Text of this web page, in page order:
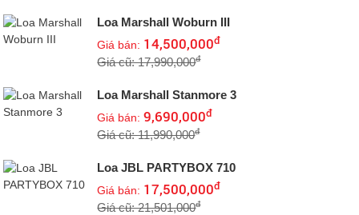
Loa Marshall Woburn III
Giá bán: 14,500,000đ
Giá cũ: 17,990,000đ
Loa Marshall Stanmore 3
Giá bán:9,690,000đ
Giá cũ: 11,990,000đ
Loa JBL PARTYBOX 710
Giá bán: 17,500,000đ
Giá cũ: 21,501,000đ